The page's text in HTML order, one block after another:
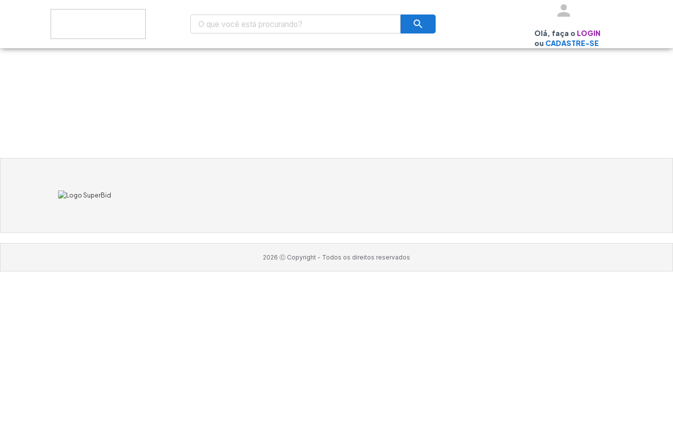
Olá, faça o LOGIN
ou CADASTRE-SE
2026 Ⓒ Copyright - Todos os direitos reservados